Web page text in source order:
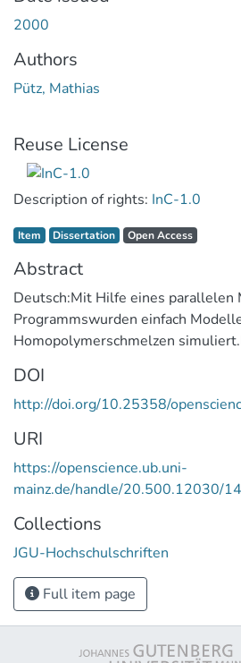
2000
Authors
Pütz, Mathias
Reuse License
Description of rights: InC-1.0
Item type:
Item, Dissertation Access status:
Open Access,
Abstract
Deutsch:Mit Hilfe eines parallelen
Programmswurden einfach
Homopolymerschmelzen
den Vorhersagendes
intermediären
vorhergesagtenExponenten
konnten wesentlich klarer als
stellteVerschiedene,
führten jedochzuunterschiedlichen
Verhakungslänge. Fürkurze
wurden in dichten Schmelzendie
Rouse-Modell aufgezeigt.
als Korrelationslocheffekt
in teilweiser Übereinstimmung zu
Aus den Schmelzen wurden
DOI
http://doi.org/10.25358/
URI
https://openscience.ub.uni-
mainz.de/handle/20.500.12030/
Collections
JGU-Hochschulschriften
Full item page